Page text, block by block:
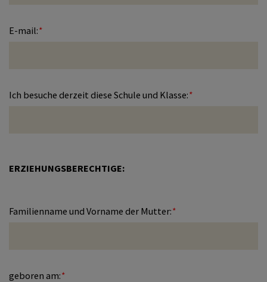
E-mail:*
Ich besuche derzeit diese Schule und Klasse:*
ERZIEHUNGSBERECHTIGE:
Familienname und Vorname der Mutter:*
geboren am:*